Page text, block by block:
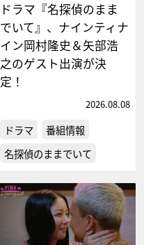
ドラマ『名探偵のまま
でいて』、ナインティナ
イン岡村隆史＆矢部浩
之のゲスト出演が決
定！
2026.08.08
ドラマ
番組情報
名探偵のままでいて